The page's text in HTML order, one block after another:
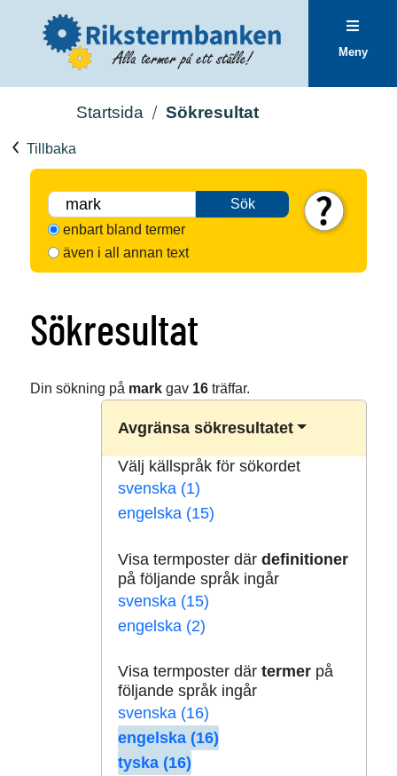
Meny
Startsida Sökresultat
Tillbaka
Sök
enbart bland termer
även i all annan text
Sökresultat
Din sökning på markgav 16träffar.
Avgränsa sökresultatet
Välj källspråk för sökordet
svenska (1)
engelska (15)
Visa termposter där definitioner
på följande språk ingår
svenska (15)
engelska (2)
Visa termposter där termerpå
följande språk ingår
svenska (16)
engelska (16)
tyska (16)